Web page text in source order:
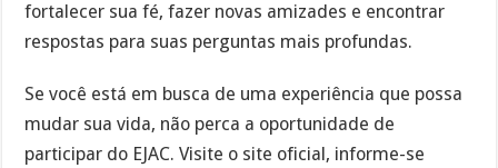
fortalecer sua fé, fazer novas amizades e encontrar
respostas para suas perguntas mais profundas.
Se você está em busca de uma experiência que possa
mudar sua vida, não perca a oportunidade de
participar do EJAC. Visite o site oficial, informe-se